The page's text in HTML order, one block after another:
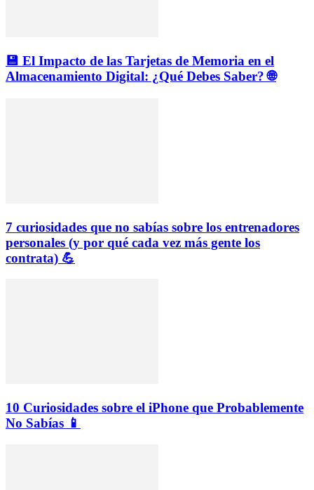
💾 El Impacto de las Tarjetas de Memoria en el
Almacenamiento Digital: ¿Qué Debes Saber? 🌐
7 curiosidades que no sabías sobre los entrenadores
personales (y por qué cada vez más gente los
contrata) 💪
10 Curiosidades sobre el iPhone que Probablemente
No Sabías 📱